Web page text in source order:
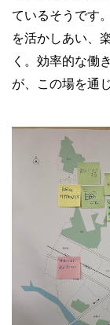
ているそうです
を活かしあい、
く。効率的な働
が、この場を通